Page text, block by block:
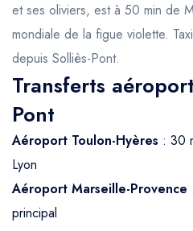
et ses oliviers, est à 50 min de
mondiale de la figue violette.
depuis Solliès-Pont.
Transferts
Pont
Aéroport Toulon-Hyères : 30
Lyon
Aéroport Marseille-Provence
principal